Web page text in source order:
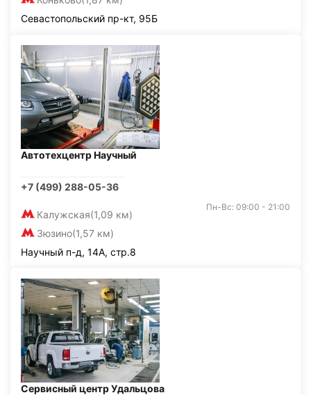
Севастопольский пр-кт, 95Б
Автотехцентр Научный
+7 (499) 288-05-36
Калужская(1,09 км)
Зюзино(1,57 км)
Пн-Вс: 09:00 - 21:00
Научный п-д, 14А, стр.8
Сервисный центр Удальцова